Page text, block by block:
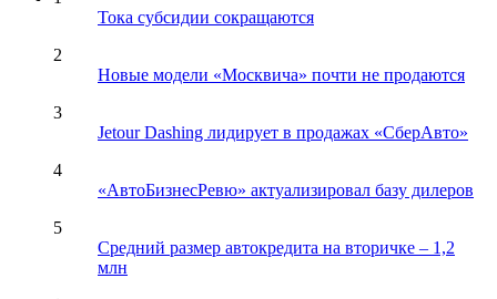
Тока субсидии сокращаются
2
Новые модели «Москвича» почти не продаются
3
Jetour Dashing лидирует в продажах «СберАвто»
4
«АвтоБизнесРевю» актуализировал базу дилеров
5
Средний размер автокредита на вторичке – 1,2
млн